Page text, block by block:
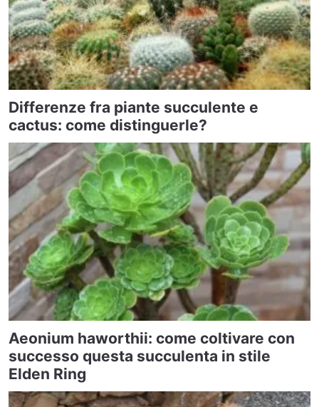
Differenze fra piante succulente e
cactus: come distinguerle?
Aeonium haworthii: come coltivare con
successo questa succulenta in stile
Elden Ring